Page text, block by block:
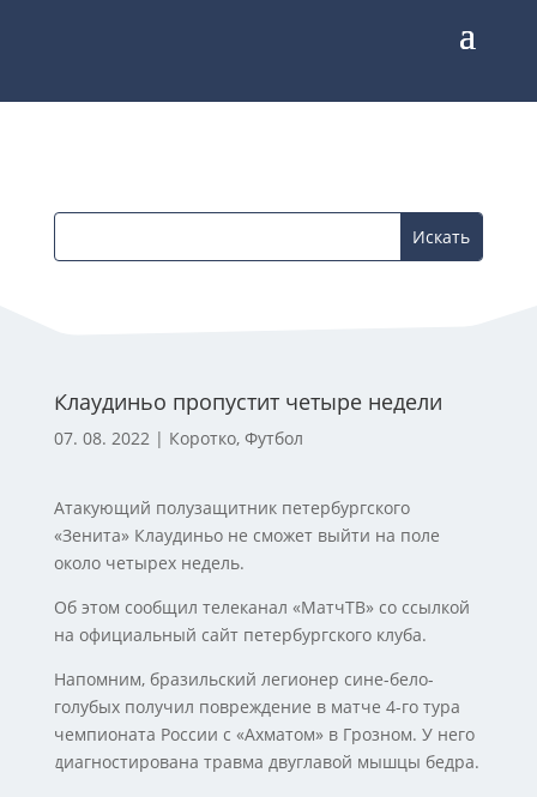
Клаудиньо пропустит четыре недели
07. 08. 2022| Коротко, Футбол
Атакующий полузащитник петербургского
«Зенита» Клаудиньо не сможет выйти на поле
около четырех недель.
Об этом сообщил телеканал «МатчТВ» со ссылкой
на официальный сайт петербургского клуба.
Напомним, бразильский легионер сине-бело-
голубых получил повреждение в матче 4-го тура
чемпионата России с «Ахматом» в Грозном. У него
диагностирована травма двуглавой мышцы бедра.